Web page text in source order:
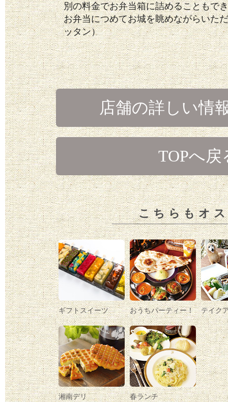
別の料金でお弁当箱に詰めることもで
お弁当につめてお城を眺めながらいた
ッタン）
店舗の詳しい情
TOPへ戻
こちらもオ
ギフトスイーツ おうちパーティー！ テイク
湘南デリ 春ランチ